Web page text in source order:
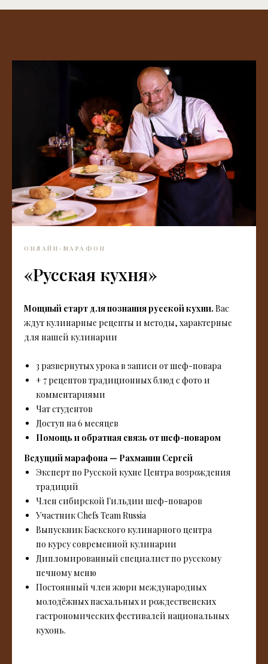
ОНЛАЙН-МАРАФОН
«Русская кухня»
Мощный старт для познания русской кухни. Вас
ждут кулинарные рецепты и методы, характерные
для нашей кулинарии
3 развернутых урока в записи от шеф-повара
+ 7 рецептов традиционных блюд с фото и
комментариями
Чат студентов
Доступ на 6 месяцев
Помощь и обратная связь от шеф-поваром
Ведущий марафона — Рахманин Сергей
Эксперт по Русской кухне Центра возрождения
традиций
Член сибирской Гильдии шеф-поваров
Участник Chefs Team Russia
Выпускник Баскского кулинарного центра
по курсу современной кулинарии
Дипломированный специалист по русскому
печному меню
Постоянный член жюри международных
молодёжных пасхальных и рождественских
гастрономических фестивалей национальных
кухонь.